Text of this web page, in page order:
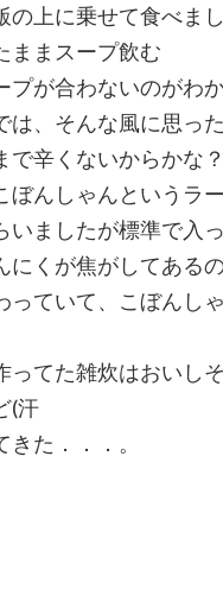
上に乗せて食べま
ままスープ飲む
が合わないのがわか
、そんな風に思っ
辛くないからかな？
んしゃんというラ
いましたが標準で入
くが焦がしてある
っていて、こぼんし
てた雑炊はおいしそ
(汗
た．．．。